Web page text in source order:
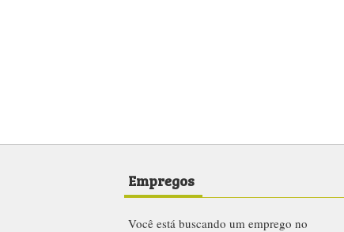
Empregos
Você está buscando um emprego no